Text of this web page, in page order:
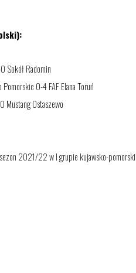
Radomin
0-4 FAF Elana Toruń
Ostaszewo
2021/22 w I grupie kujawsko-